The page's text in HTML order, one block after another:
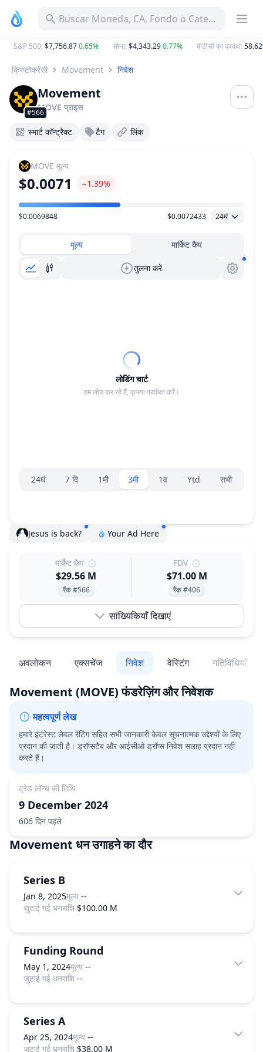
Buscar Moneda, CA, Fondo o Categoría
S&P 500:$7,756.870.65% सोना:$4,343.290.77% बीटीसी का दबदबा:58.62%
क्रिप्टोकरेंसी Movement निवेश
#566
Movement
MOVE प्राइस
स्मार्ट कॉन्ट्रैक्ट टैग लिंक
MOVE मूल्य
$0.0071 −1.39%
मूल्य सीमा
$0.0069848 $0.0072433 24घं
मूल्य मार्किट कैप
तुलना करें
लोडिंग चार्ट
हम लोड कर रहे हैं, कृपया प्रतीक्षा करें।
रेंज चयनकर्ता।
24घं 7 दि 1मी 3मी 1व Ytd सभी
Jesus is back? Your Ad Here
मार्केट कैप
$29.56 M
रैंक #566
FDV
$71.00 M
रैंक #406
सांख्यिकियाँ दिखाएं
अवलोकन एक्सचेंज निवेश वेस्टिंग गतिविधियाँ
Movement (MOVE) फंडरेज़िंग और निवेशक
महत्वपूर्ण लेख
हमारे इंटरेस्ट लेवल रेटिंग सहित सभी जानकारी केवल सूचनात्मक उद्देश्यों के लिए
प्रदान की जाती है। ड्रॉप्सटैब और आईसीओ ड्रॉप्स निवेश सलाह प्रदान नहीं
करते हैं।
ट्रेड लॉन्च की तिथि
9 December 2024
606 दिन पहले
Movement धन उगाहने का दौर
Series B
Jan 8, 2025मूल्य --
जुटाई गई धनराशि $100.00 M
Funding Round
May 1, 2024मूल्य --
जुटाई गई धनराशि --
Series A
Apr 25, 2024मूल्य --
जुटाई गई धनराशि $38.00 M